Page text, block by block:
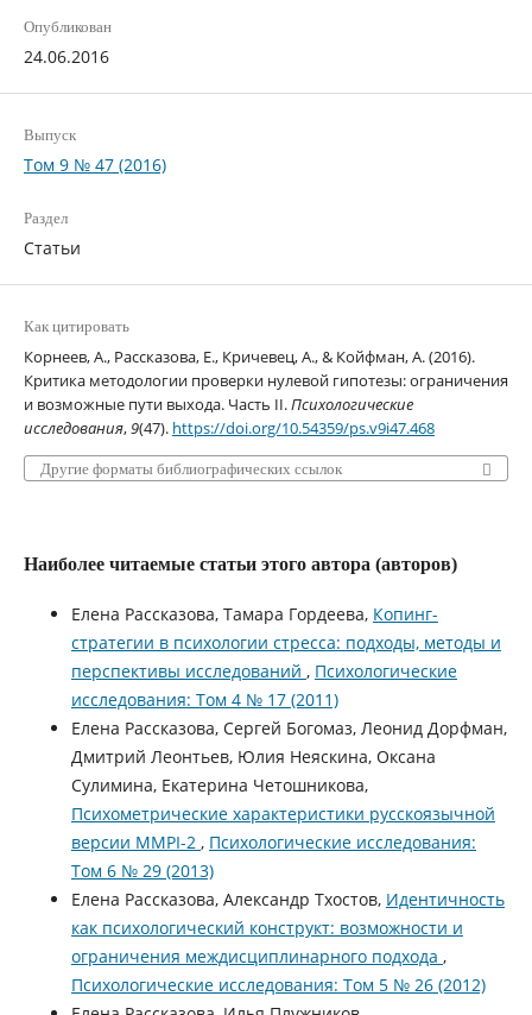
Опубликован
24.06.2016
Выпуск
Том 9 № 47 (2016)
Раздел
Статьи
Как цитировать
Корнеев, А., Рассказова, Е., Кричевец, А., & Койфман, А. (2016).
Критика методологии проверки нулевой гипотезы: ограничения
и возможные пути выхода. Часть II.Психологические
исследования,9(47). https://doi.org/10.54359/ps.v9i47.468
Другие форматы библиографических ссылок
Наиболее читаемые статьи этого автора (авторов)
Елена Рассказова, Тамара Гордеева, Копинг-
стратегии в психологии стресса: подходы, методы и
перспективы исследований , Психологические
исследования: Том 4 № 17 (2011)
Елена Рассказова, Сергей Богомаз, Леонид Дорфман,
Дмитрий Леонтьев, Юлия Неяскина, Оксана
Сулимина, Екатерина Четошникова,
Психометрические характеристики русскоязычной
версии MMPI-2 , Психологические исследования:
Том 6 № 29 (2013)
Елена Рассказова, Александр Тхостов, Идентичность
как психологический конструкт: возможности и
ограничения междисциплинарного подхода ,
Психологические исследования: Том 5 № 26 (2012)